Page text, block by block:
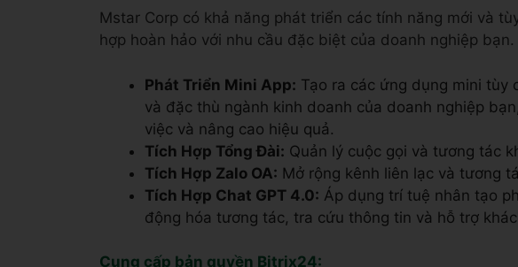
Mstar Corp có khả năng phát triển các tính năng mới và
Phát Triển Mini App:Tạo ra các ứng dụng mini tùy
và đặc thù ngành kinh doanh của doanh nghiệp
việc và nâng cao hiệu quả.
Tích Hợp Tổng Đài:Quản lý cuộc gọi và tương tác
Tích Hợp Zalo OA:Mở rộng kênh liên lạc và tương
Tích Hợp Chat GPT 4.0:Áp dụng trí tuệ nhân tạo